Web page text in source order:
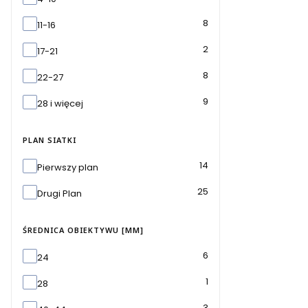
11-16 8
17-21 2
22-27 8
28 i więcej 9
PLAN SIATKI
Plan siatki
Pierwszy plan 14
Drugi Plan 25
ŚREDNICA OBIEKTYWU [MM]
Średnica obiektywu [mm]
24 6
28 1